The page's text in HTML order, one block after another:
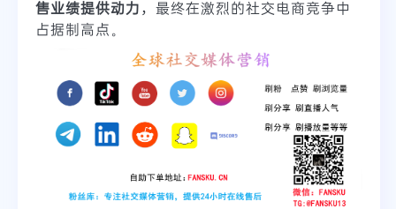
售业绩提供动力，最终在激烈的社交电商竞争中
占据制高点。